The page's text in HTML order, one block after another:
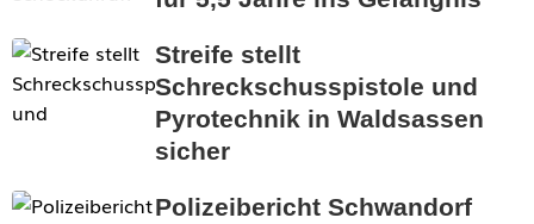
Streife stellt
Schreckschusspistole und
Pyrotechnik in Waldsassen
sicher
Polizeibericht Schwandorf